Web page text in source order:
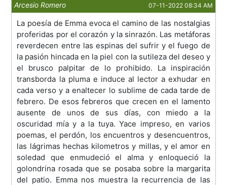
Arcesio Romero 07-11-2022 08:34 AM
La poesía de Emma evoca el camino de las nostalgias
proferidas por el corazón y la sinrazón. Las metáforas
reverdecen entre las espinas del sufrir y el fuego de
la pasión hincada en la piel con la sutileza del deseo y
el brusco palpitar de lo prohibido. La inspiración
transborda la pluma e induce al lector a exhudar en
cada verso y a enaltecer lo sublime de cada tarde de
febrero. De esos febreros que crecen en el lamento
ausente de unos de sus días, con miedo a la
oscuridad mía y a la tuya. Yace impreso, en varios
poemas, el perdón, los encuentros y desencuentros,
las lágrimas hechas kilometros y millas, y el amor en
soledad que enmudeció el alma y enloqueció la
golondrina rosada que se posaba sobre la margarita
del patio. Emma nos muestra la recurrencia de las